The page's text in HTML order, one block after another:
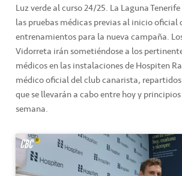
Luz verde al curso 24/25. La Laguna
las pruebas médicas previas al inicio oficial
entrenamientos para la nueva campaña.
Vidorreta irán sometiéndose a los
médicos en las instalaciones de Hospiten
médico oficial del club canarista,
que se llevarán a cabo entre hoy y
semana.